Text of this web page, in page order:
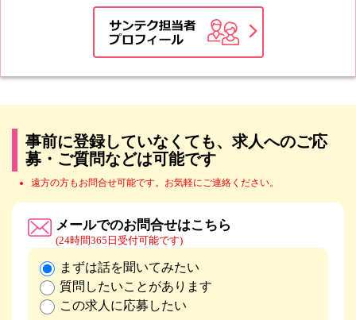
事前に登録していなくても、求人へのご応
募・ご質問などは可能です
遠方の方もお問合せ可能です。お気軽にご連絡ください。
メールでのお問合せはこちら
(24時間365日受付可能です)
まずは話を聞いてみたい
質問したいことがあります
この求人に応募したい